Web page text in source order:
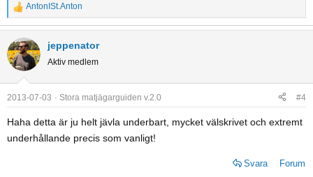
R
e
a
c
t
i
o
n
s
:
AntonISt.Anton
jeppenator
Aktiv medlem
2013-07-03 Stora matjägarguiden v.2.0 #4
Haha detta är ju helt jävla underbart, mycket välskrivet och extremt
underhållande precis som vanligt!
Svara Forum